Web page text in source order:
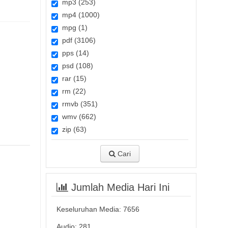
mp3 (253)
mp4 (1000)
mpg (1)
pdf (3106)
pps (14)
psd (108)
rar (15)
rm (22)
rmvb (351)
wmv (662)
zip (63)
Cari
Jumlah Media Hari Ini
Keseluruhan Media: 7656